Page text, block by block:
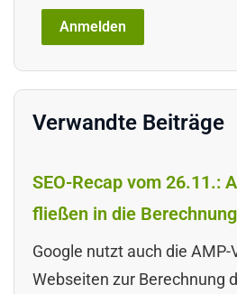
Verwandte Beiträge
SEO-Recap vom 26.11.:
fließen in die
Google nutzt auch die AMP-
Webseiten zur Berechnung